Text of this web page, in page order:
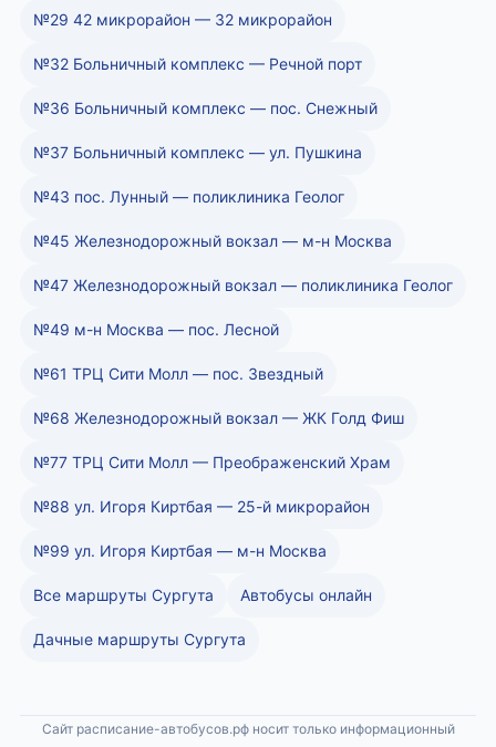
№29 42 микрорайон — 32 микрорайон
№32 Больничный комплекс — Речной порт
№36 Больничный комплекс — пос. Снежный
№37 Больничный комплекс — ул. Пушкина
№43 пос. Лунный — поликлиника Геолог
№45 Железнодорожный вокзал — м-н Москва
№47 Железнодорожный вокзал — поликлиника Геолог
№49 м-н Москва — пос. Лесной
№61 ТРЦ Сити Молл — пос. Звездный
№68 Железнодорожный вокзал — ЖК Голд Фиш
№77 ТРЦ Сити Молл — Преображенский Храм
№88 ул. Игоря Киртбая — 25-й микрорайон
№99 ул. Игоря Киртбая — м-н Москва
Все маршруты Сургута Автобусы онлайн
Дачные маршруты Сургута
Сайт расписание-автобусов.рф носит только информационный